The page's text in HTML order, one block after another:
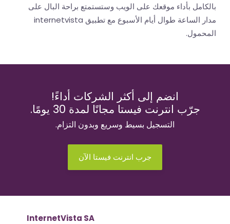
بأداء موقعك على الويب وستستمتع براحة البال على
مدار الساعة طوال أيام الأسبوع مع تطبيق internetvista
انضم إلى أكثر الشركات أداءً!
جرّب انترنت فيستا مجانًا لمدة 30 يومًا.
التسجيل بسيط وسريع وبدون التزام.
جرب انترنت فيستا الآن
InternetVista SA